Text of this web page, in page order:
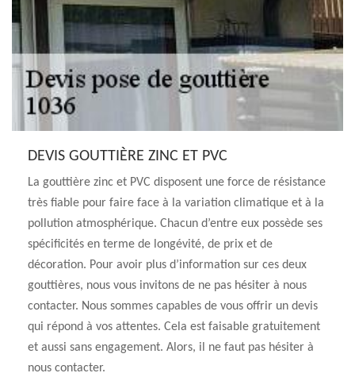
DEVIS GOUTTIÈRE ZINC ET PVC
La gouttière zinc et PVC disposent une force de résistance
très fiable pour faire face à la variation climatique et à la
pollution atmosphérique. Chacun d’entre eux possède ses
spécificités en terme de longévité, de prix et de
décoration. Pour avoir plus d’information sur ces deux
gouttières, nous vous invitons de ne pas hésiter à nous
contacter. Nous sommes capables de vous offrir un devis
qui répond à vos attentes. Cela est faisable gratuitement
et aussi sans engagement. Alors, il ne faut pas hésiter à
nous contacter.